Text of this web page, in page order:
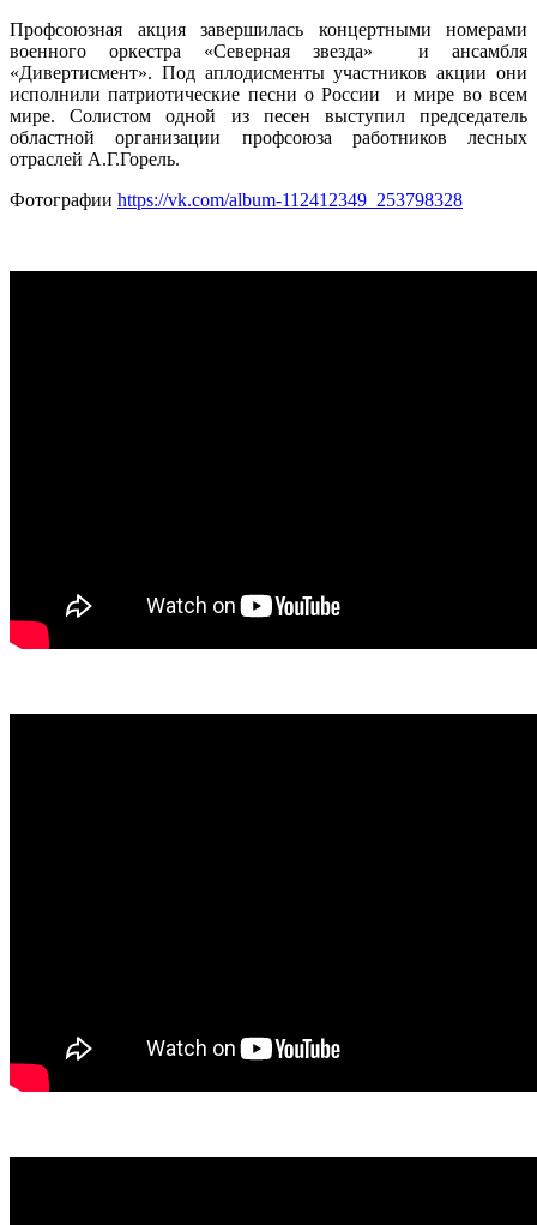
Профсоюзная акция завершилась концертными номерами
военного оркестра «Северная звезда» и ансамбля
«Дивертисмент». Под аплодисменты участников акции они
исполнили патриотические песни о России и мире во всем
мире. Солистом одной из песен выступил председатель
областной организации профсоюза работников лесных
отраслей А.Г.Горель.
Фотографии https://vk.com/album-112412349_253798328